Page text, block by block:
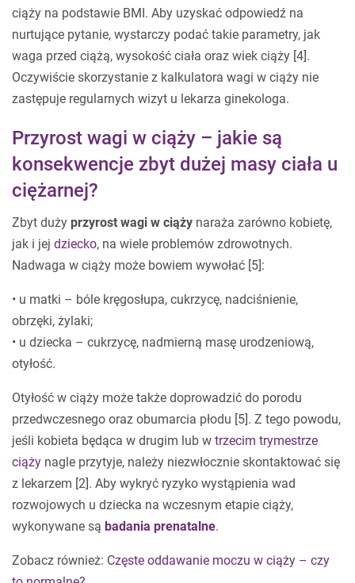
ciąży na podstawie BMI. Aby uzyskać odpowiedź na
nurtujące pytanie, wystarczy podać takie parametry, jak
waga przed ciążą, wysokość ciała oraz wiek ciąży [4].
Oczywiście skorzystanie z kalkulatora wagi w ciąży nie
zastępuje regularnych wizyt u lekarza ginekologa.
Przyrost wagi w ciąży – jakie są
konsekwencje zbyt dużej masy ciała u
ciężarnej?
Zbyt duży przyrost wagi w ciąży naraża zarówno kobietę,
jak i jej dziecko, na wiele problemów zdrowotnych.
Nadwaga w ciąży może bowiem wywołać [5]:
• u matki – bóle kręgosłupa, cukrzycę, nadciśnienie,
obrzęki, żylaki;
• u dziecka – cukrzycę, nadmierną masę urodzeniową,
otyłość.
Otyłość w ciąży może także doprowadzić do porodu
przedwczesnego oraz obumarcia płodu [5]. Z tego powodu,
jeśli kobieta będąca w drugim lub w trzecim trymestrze
ciąży nagle przytyje, należy niezwłocznie skontaktować się
z lekarzem [2]. Aby wykryć ryzyko wystąpienia wad
rozwojowych u dziecka na wczesnym etapie ciąży,
wykonywane są badania prenatalne.
Zobacz również: Częste oddawanie moczu w ciąży – czy